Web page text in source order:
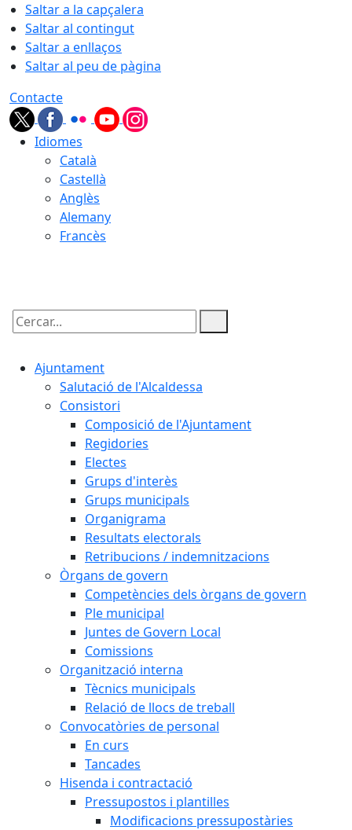
Saltar a la capçalera
Saltar al contingut
Saltar a enllaços
Saltar al peu de pàgina
Contacte
Idiomes
Català
Castellà
Anglès
Alemany
Francès
Cercar:
Ajuntament
Salutació de l'Alcaldessa
Consistori
Composició de l'Ajuntament
Regidories
Electes
Grups d'interès
Grups municipals
Organigrama
Resultats electorals
Retribucions / indemnitzacions
Òrgans de govern
Competències dels òrgans de govern
Ple municipal
Juntes de Govern Local
Comissions
Organització interna
Tècnics municipals
Relació de llocs de treball
Convocatòries de personal
En curs
Tancades
Hisenda i contractació
Pressupostos i plantilles
Modificacions pressupostàries